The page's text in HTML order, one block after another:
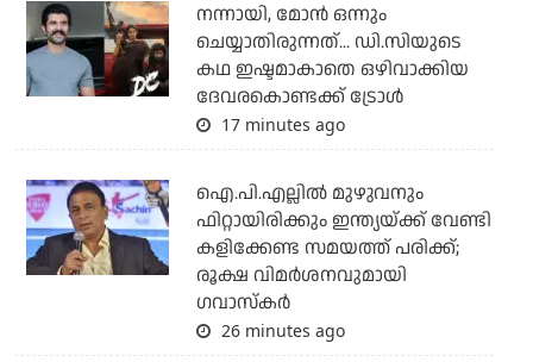
നന്നായി, മോന്‍ ഒന്നും
ചെയ്യാതിരുന്നത്... ഡി.സിയുടെ
കഥ ഇഷ്ടമാകാതെ ഒഴിവാക്കിയ
ദേവരകൊണ്ടക്ക് ട്രോള്‍
17 minutes ago
ഐ.പി.എല്ലില്‍ മുഴുവനും
ഫിറ്റായിരിക്കും ഇന്ത്യയ്ക്ക് വേണ്ടി
കളിക്കേണ്ട സമയത്ത് പരിക്ക്;
രൂക്ഷ വിമര്‍ശനവുമായി
ഗവാസ്‌കര്‍
26 minutes ago